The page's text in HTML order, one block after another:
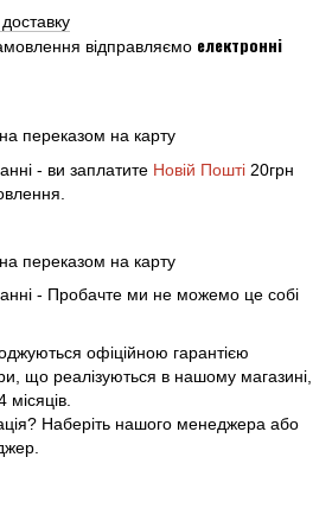
відправляємо електронні
переказом на карту
- ви заплатите Новій Пошті 20грн
переказом на карту
- Пробачте ми не можемо це собі
офіційною гарантією
що реалізуються в нашому магазині,
місяців.
Наберіть нашого менеджера або